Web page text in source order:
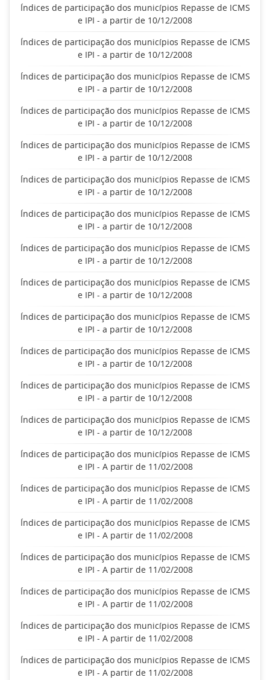
Índices de participação dos municípios Repasse de ICMS
e IPI - a partir de 10/12/2008
Índices de participação dos municípios Repasse de ICMS
e IPI - a partir de 10/12/2008
Índices de participação dos municípios Repasse de ICMS
e IPI - a partir de 10/12/2008
Índices de participação dos municípios Repasse de ICMS
e IPI - a partir de 10/12/2008
Índices de participação dos municípios Repasse de ICMS
e IPI - a partir de 10/12/2008
Índices de participação dos municípios Repasse de ICMS
e IPI - a partir de 10/12/2008
Índices de participação dos municípios Repasse de ICMS
e IPI - a partir de 10/12/2008
Índices de participação dos municípios Repasse de ICMS
e IPI - a partir de 10/12/2008
Índices de participação dos municípios Repasse de ICMS
e IPI - a partir de 10/12/2008
Índices de participação dos municípios Repasse de ICMS
e IPI - a partir de 10/12/2008
Índices de participação dos municípios Repasse de ICMS
e IPI - a partir de 10/12/2008
Índices de participação dos municípios Repasse de ICMS
e IPI - a partir de 10/12/2008
Índices de participação dos municípios Repasse de ICMS
e IPI - a partir de 10/12/2008
Índices de participação dos municípios Repasse de ICMS
e IPI - A partir de 11/02/2008
Índices de participação dos municípios Repasse de ICMS
e IPI - A partir de 11/02/2008
Índices de participação dos municípios Repasse de ICMS
e IPI - A partir de 11/02/2008
Índices de participação dos municípios Repasse de ICMS
e IPI - A partir de 11/02/2008
Índices de participação dos municípios Repasse de ICMS
e IPI - A partir de 11/02/2008
Índices de participação dos municípios Repasse de ICMS
e IPI - A partir de 11/02/2008
Índices de participação dos municípios Repasse de ICMS
e IPI - A partir de 11/02/2008